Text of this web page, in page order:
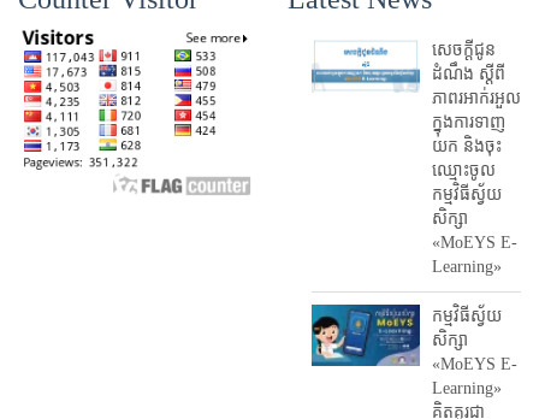
សេចក្តីជូន
ដំណឹង ស្តី​ពី
ភាព​រអាក់រអួល​
ក្នុងការ​ទាញ​
យក និង​ចុះ​
ឈ្មោះ​ចូល​
កម្មវិធី​ស្វ័យ
សិក្សា
«MoEYS E-
Learning»
កម្មវិធីស្វ័យ
សិក្សា
«MoEYS E-
Learning»
គិតគូរជា